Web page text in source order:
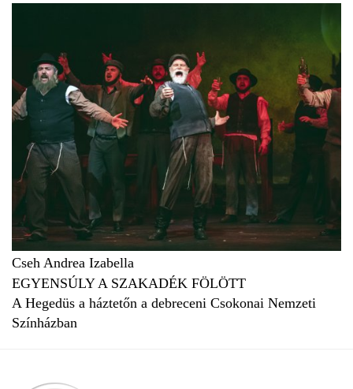
Cseh Andrea Izabella
EGYENSÚLY A SZAKADÉK FÖLÖTT
A Hegedüs a háztetőn a debreceni Csokonai Nemzeti
Színházban